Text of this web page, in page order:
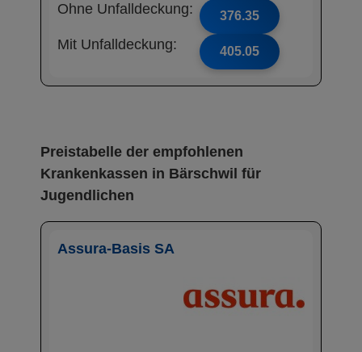
Ohne Unfalldeckung: 376.35
Mit Unfalldeckung: 405.05
Preistabelle der empfohlenen
Krankenkassen in Bärschwil für
Jugendlichen
Assura-Basis SA